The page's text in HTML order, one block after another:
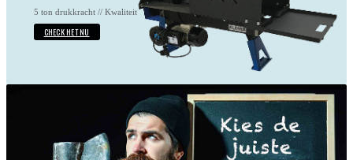
5 ton drukkracht // Kwaliteit
CHECK HET NU